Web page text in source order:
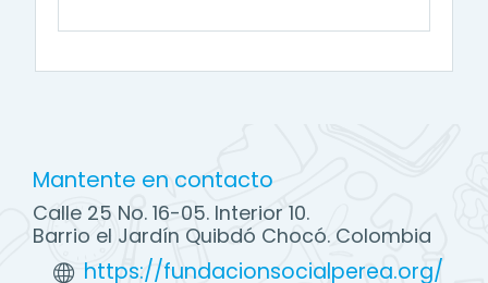
Mantente en contacto
Calle 25 No. 16-05. Interior 10.
Barrio el Jardín Quibdó Chocó. Colombia
https://fundacionsocialperea.org/